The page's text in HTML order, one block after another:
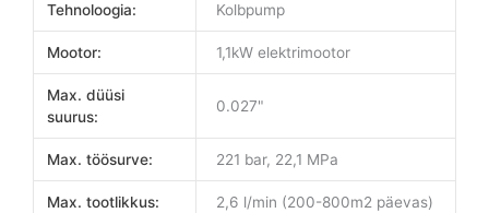
Tehnoloogia: Kolbpump
Mootor: 1,1kW elektrimootor
Max. düüsi
suurus:
0.027"
Max. töösurve: 221 bar, 22,1 MPa
Max. tootlikkus: 2,6 l/min (200-800m2 päevas)